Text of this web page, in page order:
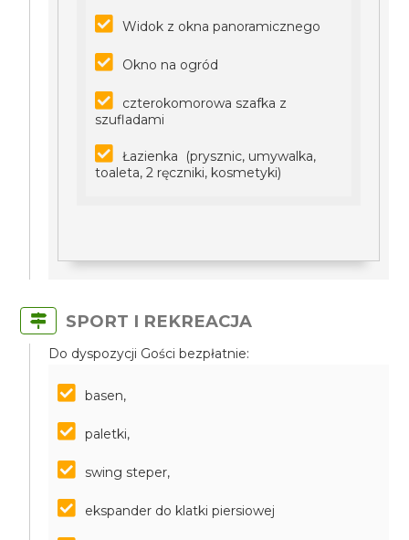
Widok z okna panoramicznego
Okno na ogród
czterokomorowa szafka z
szufladami
Łazienka (prysznic, umywalka,
toaleta, 2 ręczniki, kosmetyki)
SPORT I REKREACJA
Do dyspozycji Gości bezpłatnie:
basen,
paletki,
swing steper,
ekspander do klatki piersiowej